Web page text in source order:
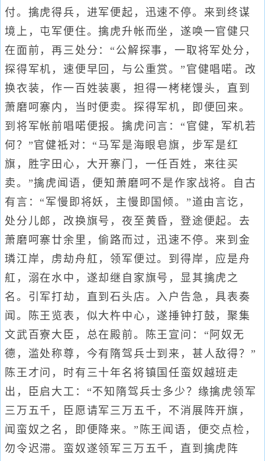
付。擒虎得兵，进军便起，迅速不停。来到终谋
境上，屯军便住。擒虎升帐而坐，遂唤一官健只
在面前，再三处分：“公解探事，一取将军处分，
探得军机，速便早回，与公重赏。”官健唱喏。改
换衣装，作一百姓装裹，担得一栲栳馒头，直到
萧磨呵寨内，当时便卖。探得军机，即便回来。
到将军帐前唱喏便报。擒虎问言：“官健，军机若
何？”官健祗对：“马军是海眼皂旗，步军是红
旗，胜字田心，大开寨门，一任百姓，来往买
卖。”擒虎闻语，便知萧磨呵不是作家战将。自古
有言：“军慢即将妖，主慢即国倾。”道由言讫，
处分儿郎，改换旗号，夜至黄昏，登途便起。去
萧磨呵寨廿余里，偷路而过，迅速不停。来到金
璘江岸，虏劫舟舡，领军便过。到得岸，应是舟
舡，溺在水中，遂却继自家旗号，显其擒虎之
名。引军打劫，直到石头店。入户告急，具表奏
闻。陈王览表，似大杵中心，遂捶钟打鼓，聚集
文武百寮大臣，总在殿前。陈王宣问：“阿奴无
德，滥处称尊，今有隋驾兵士到来，甚人敌得？”
陈王才问，时有三十年名将镇国任蛮奴越班走
出，臣启大工：“不知隋驾兵士多少？缘擒虎领军
三万五千，臣愿请军三万五千，不消展阵开旗，
闻蛮奴之名，即便降来。”陈王闻语，便交点检，
勿令迟滞。蛮奴遂领军三万五千，直到擒虎阵